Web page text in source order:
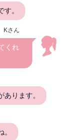
。
Kさん
くれ
ります。